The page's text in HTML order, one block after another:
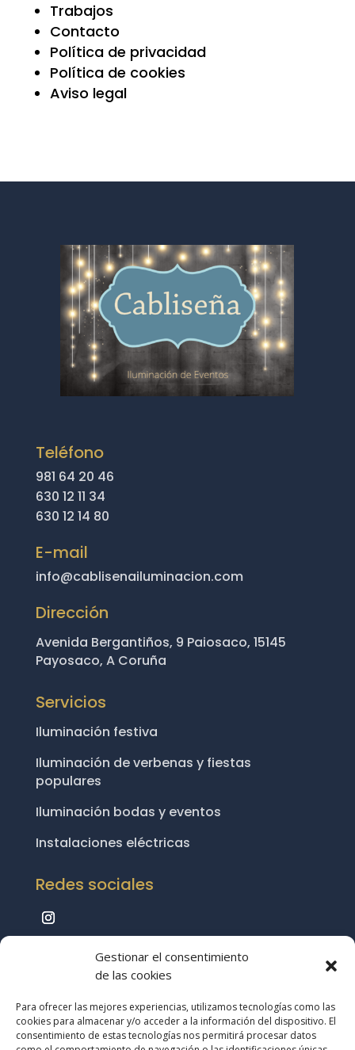
Gestionar el consentimiento
de las cookies
Para ofrecer las mejores experiencias, utilizamos tecnologías como las
cookies para almacenar y/o acceder a la información del dispositivo. El
consentimiento de estas tecnologías nos permitirá procesar datos
Trabajos
Contacto
Política de privacidad
Política de cookies
Aviso legal
Teléfono
981 64 20 46
630 12 11 34
630 12 14 80
E-mail
info@cablisenailuminacion.com
Dirección
Avenida Bergantiños, 9 Paiosaco, 15145
Payosaco, A Coruña
Servicios
Iluminación festiva
Iluminación de verbenas y fiestas
populares
Iluminación bodas y eventos
Instalaciones eléctricas
Redes sociales
de Cookies|Mapa del Sitio